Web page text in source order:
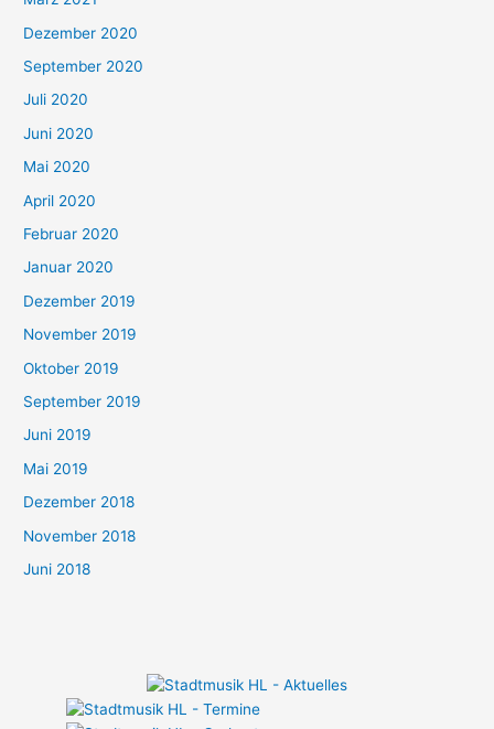
Dezember 2020
September 2020
Juli 2020
Juni 2020
Mai 2020
April 2020
Februar 2020
Januar 2020
Dezember 2019
November 2019
Oktober 2019
September 2019
Juni 2019
Mai 2019
Dezember 2018
November 2018
Juni 2018